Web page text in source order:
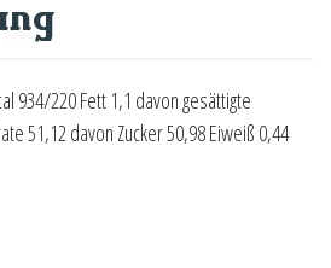
934/220 Fett 1,1 davon gesättigte
51,12 davon Zucker 50,98 Eiweiß 0,44